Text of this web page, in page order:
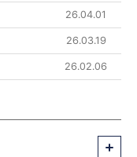
26.04.01
26.03.19
26.02.06